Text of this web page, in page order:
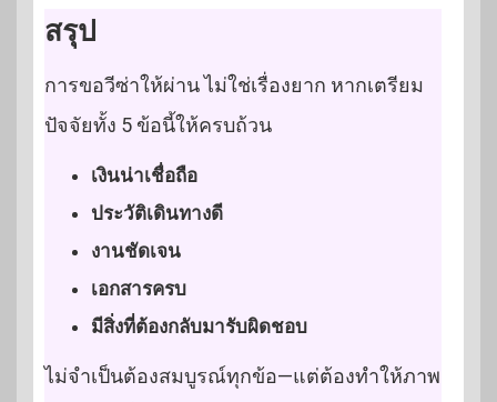
สรุป
การขอวีซ่าให้ผ่าน ไม่ใช่เรื่องยาก หากเตรียม
ปัจจัยทั้ง 5 ข้อนี้ให้ครบถ้วน
เงินน่าเชื่อถือ
ประวัติเดินทางดี
งานชัดเจน
เอกสารครบ
มีสิ่งที่ต้องกลับมารับผิดชอบ
ไม่จำเป็นต้องสมบูรณ์ทุกข้อ—แต่ต้องทำให้ภาพ